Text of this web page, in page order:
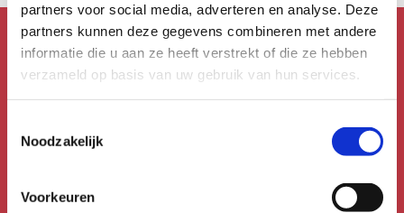
partners voor social media, adverteren en analyse. Deze
partners kunnen deze gegevens combineren met andere
informatie die u aan ze heeft verstrekt of die ze hebben
verzameld op basis van uw gebruik van hun services.
Noodzakelijk
Voorkeuren
Mis niks!
Schrijf je in voor de
nieuwsbrief!